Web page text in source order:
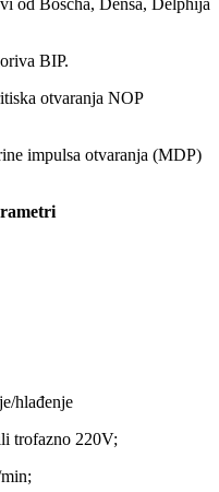
od Boscha, Densa, Delphija
BIP.
otvaranja NOP
impulsa otvaranja (MDP)
hlađenje
trofazno 220V;